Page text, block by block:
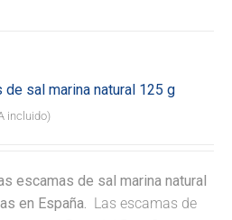
de sal marina natural 125 g
incluido)
escamas de sal marina natural
en España. Las escamas de